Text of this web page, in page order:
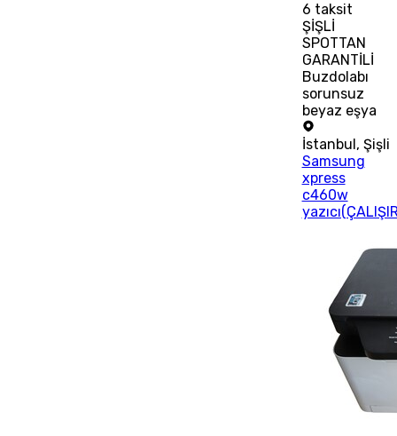
6 taksit
ŞİŞLİ
SPOTTAN
GARANTİLİ
Buzdolabı
sorunsuz
beyaz eşya
İstanbul , Şişli
Samsung
xpress
c460w